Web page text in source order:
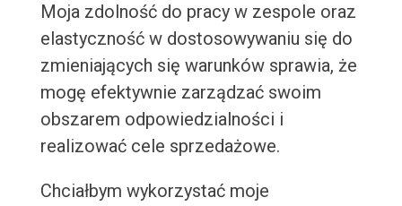
Moja zdolność do pracy w zespole oraz
elastyczność w dostosowywaniu się do
zmieniających się warunków sprawia, że
mogę efektywnie zarządzać swoim
obszarem odpowiedzialności i
realizować cele sprzedażowe.
Chciałbym wykorzystać moje